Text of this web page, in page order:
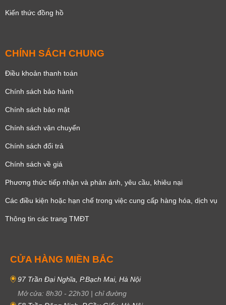
Kiến thức đồng hồ
CHÍNH SÁCH CHUNG
Điều khoản thanh toán
Chính sách bảo hành
Chính sách bảo mật
Chính sách vận chuyển
Chính sách đổi trả
Chính sách về giá
Phương thức tiếp nhận và phản ánh, yêu cầu, khiêu nại
Các điều kiện hoặc hạn chế trong việc cung cấp hàng hóa, dịch vụ
Thông tin các trang TMĐT
CỬA HÀNG MIỀN BẮC
97 Trần Đại Nghĩa, P.Bạch Mai, Hà Nội
Mở cửa: 8h30 - 22h30 | chỉ đường